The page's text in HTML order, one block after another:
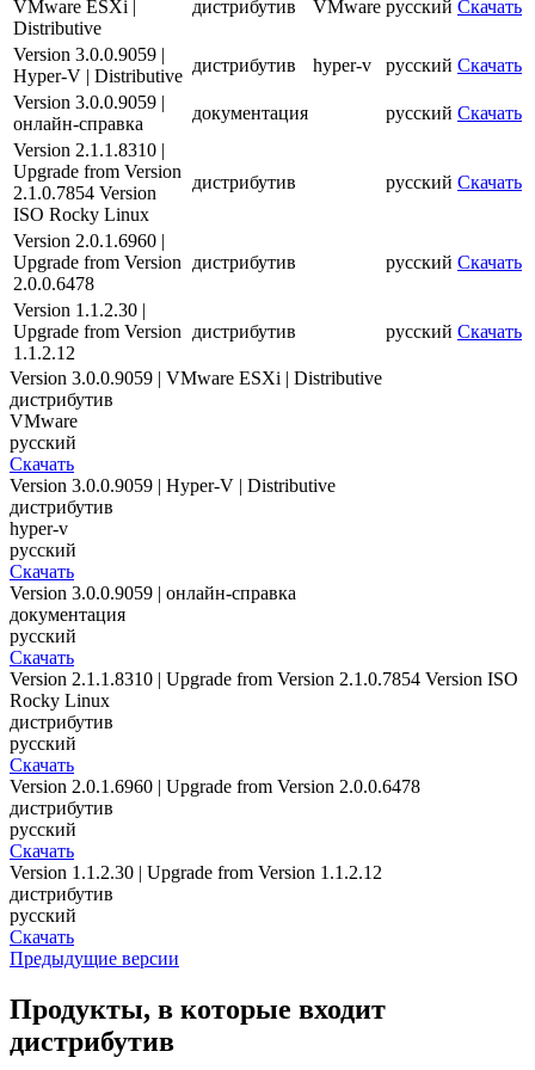
Скачать
Новости
Сертификаты
Оплата
Доставка
Контакты
8
(800)
250-
16-
03
info@store-
kaspersky.ru
VMware ESXi |
Distributive
дистрибутив VMware русский Скачать
Version 3.0.0.9059 |
Hyper-V | Distributive
дистрибутив hyper-v русский Скачать
Version 3.0.0.9059 |
онлайн-справка
документация русский Скачать
Version 2.1.1.8310 |
Upgrade from Version
2.1.0.7854 Version
ISO Rocky Linux
дистрибутив русский Скачать
Version 2.0.1.6960 |
Upgrade from Version
2.0.0.6478
дистрибутив русский Скачать
Version 1.1.2.30 |
Upgrade from Version
1.1.2.12
дистрибутив русский Скачать
Version 3.0.0.9059 | VMware ESXi | Distributive
дистрибутив
VMware
русский
Скачать
Version 3.0.0.9059 | Hyper-V | Distributive
дистрибутив
hyper-v
русский
Скачать
Version 3.0.0.9059 | онлайн-справка
документация
русский
Скачать
Version 2.1.1.8310 | Upgrade from Version 2.1.0.7854 Version ISO
Rocky Linux
дистрибутив
русский
Скачать
Version 2.0.1.6960 | Upgrade from Version 2.0.0.6478
дистрибутив
русский
Скачать
Version 1.1.2.30 | Upgrade from Version 1.1.2.12
дистрибутив
русский
Скачать
Предыдущие версии
Продукты, в которые входит
дистрибутив